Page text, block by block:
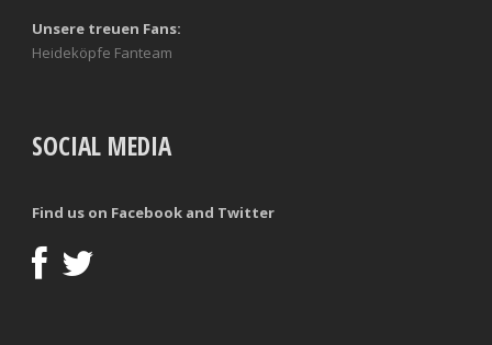
Unsere treuen Fans:
Heideköpfe Fanteam
SOCIAL MEDIA
Find us on Facebook and Twitter